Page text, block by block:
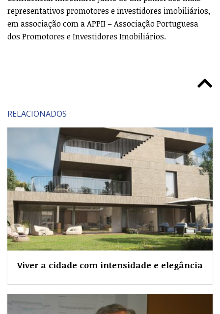
representativos promotores e investidores imobiliários,
em associação com a APPII – Associação Portuguesa
dos Promotores e Investidores Imobiliários.
RELACIONADOS
Viver a cidade com intensidade e elegância